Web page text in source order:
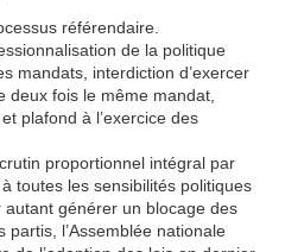
référendaire.
de la politique
mandats, interdiction d’exercer
deux fois le même mandat,
plafond à l’exercice des
proportionnel intégral par
toutes les sensibilités politiques
autant générer un blocage des
partis, l’Assemblée nationale